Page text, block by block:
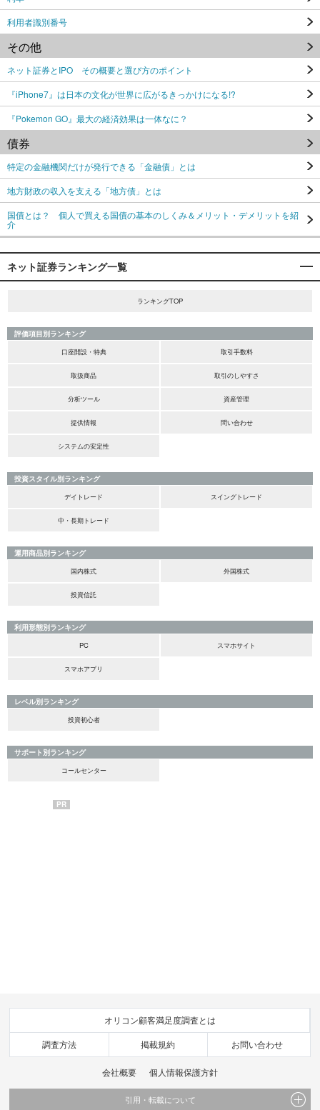
利用者識別番号
その他
ネット証券とIPO その概要と選び方のポイント
『iPhone7』は日本の文化が世界に広がるきっかけになる!?
『Pokemon GO』最大の経済効果は一体なに？
債券
特定の金融機関だけが発行できる「金融債」とは
地方財政の収入を支える「地方債」とは
国債とは？ 個人で買える国債の基本のしくみ＆メリット・デメリットを紹
介
ネット証券ランキング一覧
ランキングTOP
評価項目別ランキング
口座開設・特典
取引手数料
取扱商品 取引のしやすさ
分析ツール 資産管理
提供情報 問い合わせ
システムの安定性
投資スタイル別ランキング
デイトレード
スイングトレード
中・長期トレード
運用商品別ランキング
国内株式
外国株式
投資信託
利用形態別ランキング
PC
スマホサイト
スマホアプリ
レベル別ランキング
投資初心者
サポート別ランキング
コールセンター
PR
オリコン顧客満足度調査とは
調査方法 掲載規約 お問い合わせ
会社概要 個人情報保護方針
引用・転載について